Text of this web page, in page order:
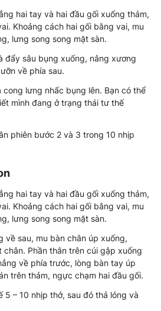
hai tay và hai đầu gối xuống thảm,
Khoảng cách hai gối bằng vai, mu
lưng song song mặt sàn.
đẩy sâu bụng xuống, nâng xương
về phía sau.
cong lưng nhấc bụng lên. Bạn có thể
mình đang ở trạng thái tư thế
phiên bước 2 và 3 trong 10 nhịp
hai tay và hai đầu gối xuống thảm,
Khoảng cách hai gối bằng vai, mu
lưng song song mặt sàn.
về sau, mu bàn chân úp xuống,
chân. Phần thân trên cúi gập xuống
về phía trước, lòng bàn tay úp
trên thảm, ngực chạm hai đầu gối.
5 – 10 nhịp thở, sau đó thả lỏng và